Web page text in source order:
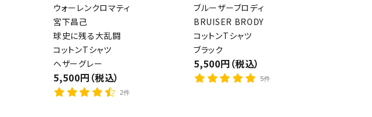
ウォーレンクロマティ
宮下昌己
球史に残る大乱闘
コットンTシャツ
ヘザーグレー
5,500円（税込）
2件
ブルーザーブロディ
BRUISER BRODY
コットンTシャツ
ブラック
5,500円（税込）
5件